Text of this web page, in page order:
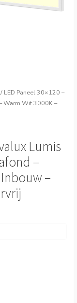
/ LED Paneel 30×120 –
Warm Wit 3000K –
Lumis
–
Inbouw –